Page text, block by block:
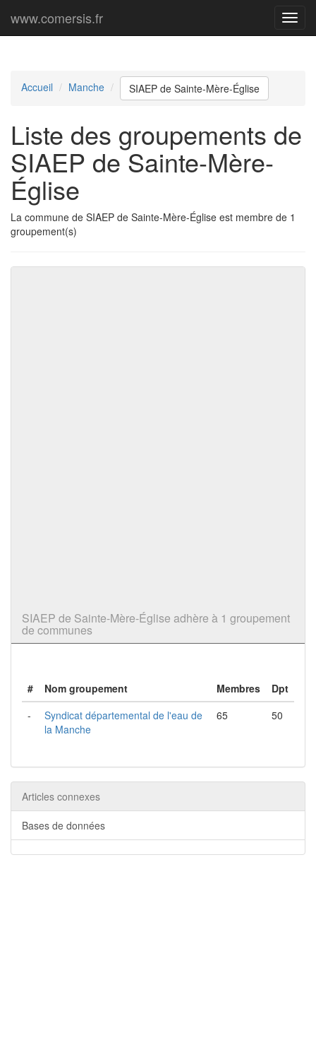
Menu
www.comersis.fr
Accueil Manche SIAEP de Sainte-Mère-Église
Liste des groupements de
SIAEP de Sainte-Mère-
Église
La commune de SIAEP de Sainte-Mère-Église est membre de 1
groupement(s)
SIAEP de Sainte-Mère-Église adhère à 1 groupement
de communes
# Nom groupement Membres
Dpt
-
Syndicat départemental de l'eau de
la Manche
65 50
Articles connexes
Bases de données